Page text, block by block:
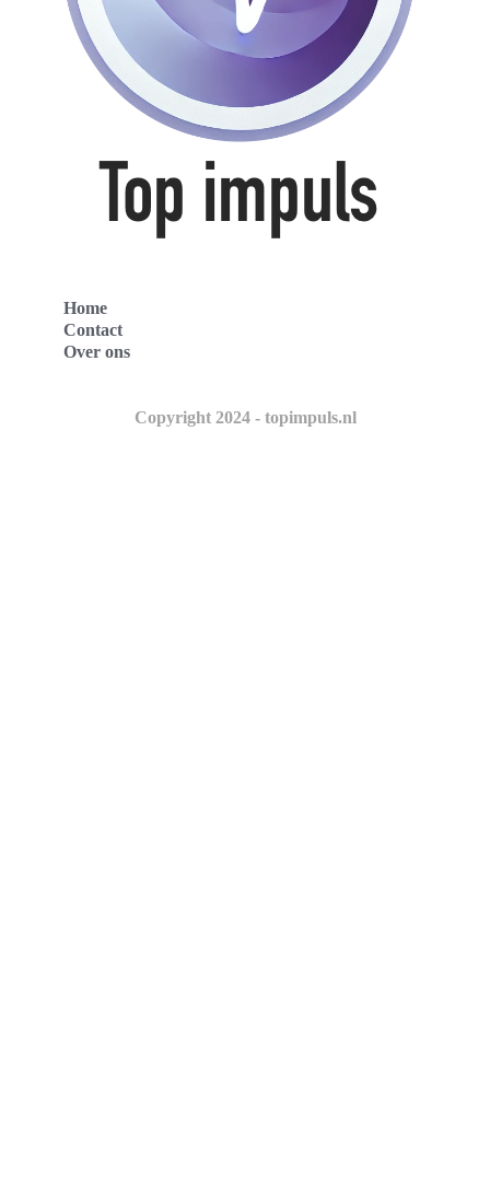
Home
Contact
Over ons
Copyright 2024 - topimpuls.nl